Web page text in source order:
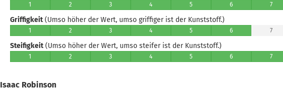
1 2 3 4 5 6 7
Griffigkeit(Umso höher der Wert, umso griffiger ist der Kunststoff.)
1 2 3 4 5 6 7
Steifigkeit(Umso höher der Wert, umso steifer ist der Kunststoff.)
1 2 3 4 5 6 7
Isaac Robinson